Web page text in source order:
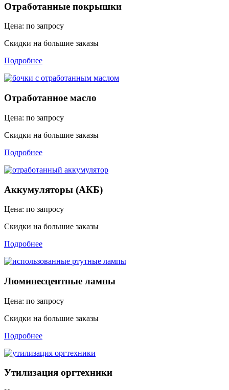
Отработанные покрышки
Цена: по запросу
Скидки на большие заказы
Подробнее
Отработанное масло
Цена: по запросу
Скидки на большие заказы
Подробнее
Аккумуляторы (АКБ)
Цена: по запросу
Скидки на большие заказы
Подробнее
Люминесцентные лампы
Цена: по запросу
Скидки на большие заказы
Подробнее
Утилизация оргтехники